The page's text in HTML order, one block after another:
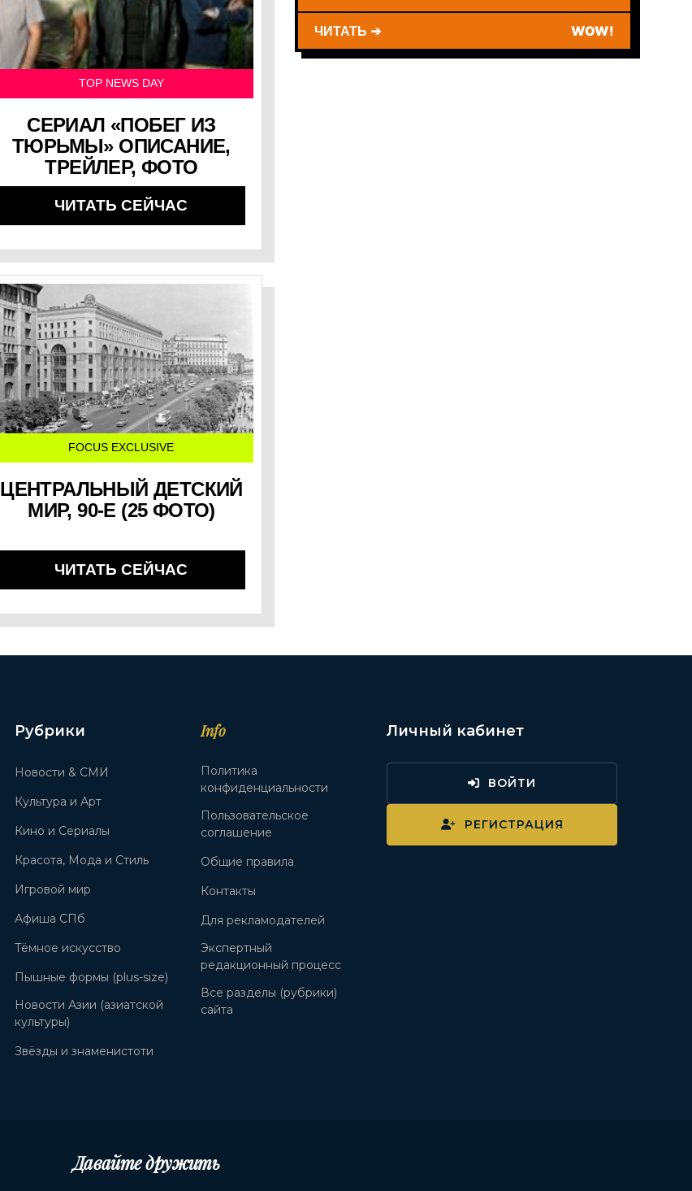
TOP NEWS DAY
СЕРИАЛ «ПОБЕГ ИЗ
ТЮРЬМЫ» ОПИСАНИЕ,
ТРЕЙЛЕР, ФОТО
ЧИТАТЬ СЕЙЧАС
FOCUS EXCLUSIVE
ЦЕНТРАЛЬНЫЙ ДЕТСКИЙ
МИР, 90-Е (25 ФОТО)
ЧИТАТЬ СЕЙЧАС
ЧИТАТЬ ➔ WOW!
Рубрики
Новости & СМИ
Культура и Арт
Кино и Сериалы
Красота, Мода и Стиль
Игровой мир
Афиша СПб
Тёмное искусство
Пышные формы (plus-size)
Новости Азии (азиатской
культуры)
Звёзды и знаменистоти
Info
Политика
конфиденциальности
Пользовательское
соглашение
Общие правила
Контакты
Для рекламодателей
Экспертный
редакционный процесс
Все разделы (рубрики)
сайта
Личный кабинет
ВОЙТИ
РЕГИСТРАЦИЯ
Давайте дружить